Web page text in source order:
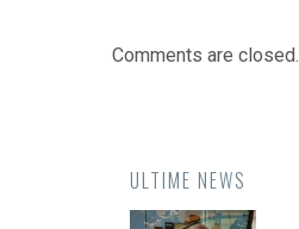
Comments are closed.
ULTIME NEWS